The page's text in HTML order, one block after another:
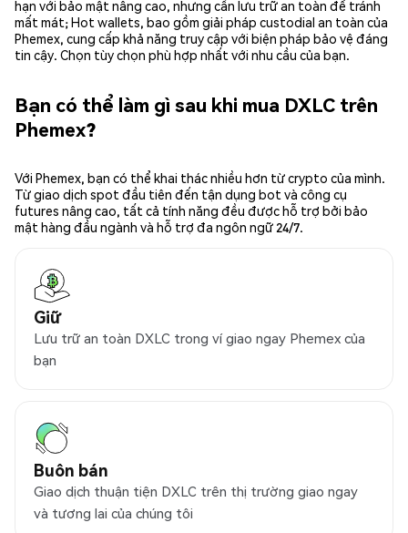
hạn với bảo mật nâng cao, nhưng cần lưu trữ an toàn để tránh
mất mát; Hot wallets, bao gồm giải pháp custodial an toàn của
Phemex, cung cấp khả năng truy cập với biện pháp bảo vệ đáng
tin cậy. Chọn tùy chọn phù hợp nhất với nhu cầu của bạn.
Bạn có thể làm gì sau khi mua DXLC trên
Phemex?
Với Phemex, bạn có thể khai thác nhiều hơn từ crypto của mình.
Từ giao dịch spot đầu tiên đến tận dụng bot và công cụ
futures nâng cao, tất cả tính năng đều được hỗ trợ bởi bảo
mật hàng đầu ngành và hỗ trợ đa ngôn ngữ 24/7.
Giữ
Lưu trữ an toàn DXLC trong ví giao ngay Phemex của
bạn
Buôn bán
Giao dịch thuận tiện DXLC trên thị trường giao ngay
và tương lai của chúng tôi